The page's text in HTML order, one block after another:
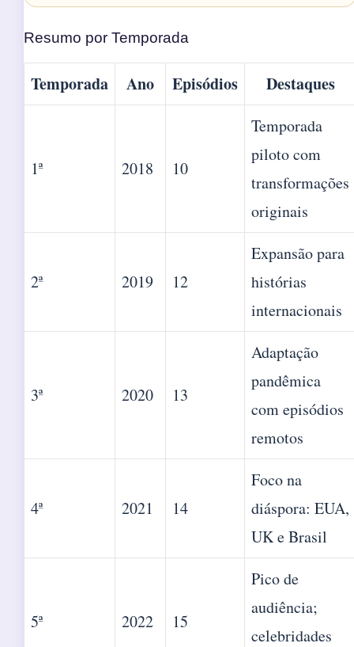
Resumo por Temporada
Temporada Ano Episódios Destaques
1ª 2018 10
Temporada
piloto com
transformações
originais
2ª 2019 12
Expansão para
histórias
internacionais
3ª 2020 13
Adaptação
pandêmica
com episódios
remotos
4ª 2021 14
Foco na
diáspora: EUA,
UK e Brasil
5ª 2022 15
Pico de
audiência;
celebridades